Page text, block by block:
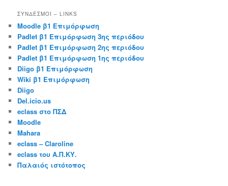
ΣΎΝΔΕΣΜΟΙ – LINKS
Moodle β1 Επιμόρφωση
Padlet β1 Επιμόρφωση 3ης περιόδου
Padlet β1 Επιμόρφωση 2ης περιόδου
Padlet β1 Επιμόρφωση 1ης περιόδου
Diigo β1 Επιμόρφωση
Wiki β1 Επιμόρφωση
Diigo
Del.icio.us
eclass στο ΠΣΔ
Moodle
Mahara
eclass – Claroline
eclass του Α.Π.ΚΥ.
Παλαιός ιστότοπος